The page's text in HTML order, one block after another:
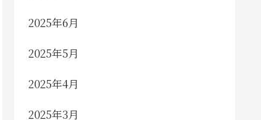
2025年6月
2025年5月
2025年4月
2025年3月